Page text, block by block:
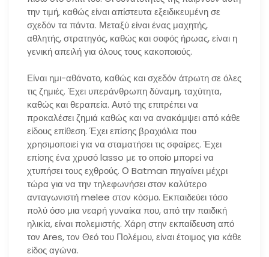
την τιμή, καθώς είναι απίστευτα εξειδικευμένη σε
σχεδόν τα πάντα. Μεταξύ είναι ένας μαχητής,
αθλητής, στρατηγός, καθώς και σοφός ήρωας, είναι η
γενική απειλή για όλους τους κακοποιούς.
Είναι ημι-αθάνατο, καθώς και σχεδόν άτρωτη σε όλες
τις ζημιές. Έχει υπεράνθρωπη δύναμη, ταχύτητα,
καθώς και θεραπεία. Αυτό της επιτρέπει να
προκαλέσει ζημιά καθώς και να ανακάμψει από κάθε
είδους επίθεση. Έχει επίσης βραχιόλια που
χρησιμοποιεί για να σταματήσει τις σφαίρες. Έχει
επίσης ένα χρυσό lasso με το οποίο μπορεί να
χτυπήσει τους εχθρούς. Ο Batman πηγαίνει μέχρι
τώρα για να την τηλεφωνήσει στον καλύτερο
ανταγωνιστή melee στον κόσμο. Εκπαιδεύει τόσο
πολύ όσο μια νεαρή γυναίκα που, από την παιδική
ηλικία, είναι πολεμιστής. Χάρη στην εκπαίδευση από
τον Ares, τον Θεό του Πολέμου, είναι έτοιμος για κάθε
είδος αγώνα.